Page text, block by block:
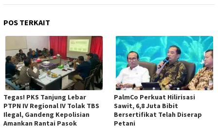
POS TERKAIT
Tegas! PKS Tanjung Lebar
PTPN IV Regional IV Tolak TBS
Ilegal, Gandeng Kepolisian
Amankan Rantai Pasok
PalmCo Perkuat Hilirisasi
Sawit, 6,8 Juta Bibit
Bersertifikat Telah Diserap
Petani